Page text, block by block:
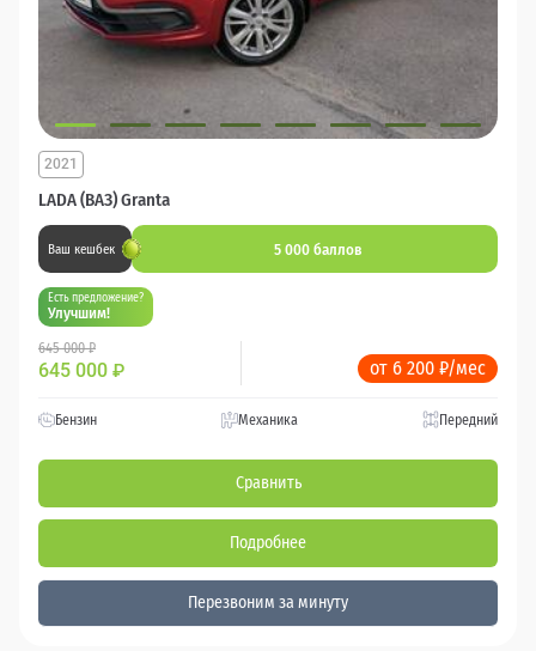
LADA (ВАЗ) Granta
2021
Ваш кешбек 5 000 баллов
Есть предложение?
Улучшим!
645 000 ₽
645 000 ₽ от 6 200 ₽/мес
Бензин Механика Передний
Сравнить
Подробнее
Перезвоним за минуту